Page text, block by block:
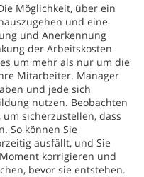
Möglichkeit, über ein
und eine
und Anerkennung
der Arbeitskosten
um mehr als nur um die
Mitarbeiter. Manager
und jede sich
nutzen. Beobachten
sicherzustellen, dass
So können Sie
ausfällt, und Sie
korrigieren und
bevor sie entstehen.